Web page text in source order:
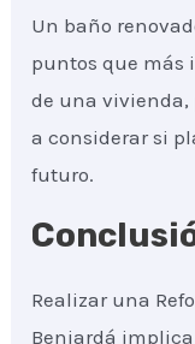
Un baño
puntos que más
de una vivienda,
a considerar si
futuro.
Realizar una
Beniardá